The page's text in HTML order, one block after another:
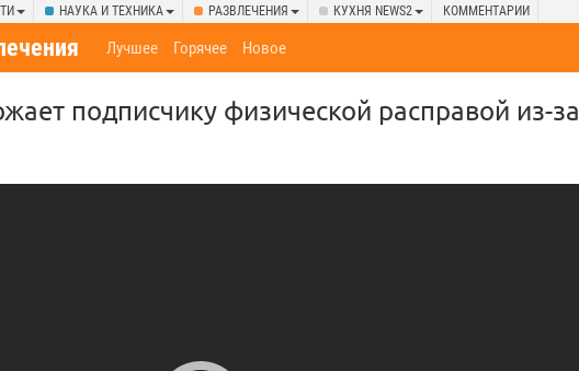
НАУКА И ТЕХНИКА РАЗВЛЕЧЕНИЯ КУХНЯ NEWS2 КОММЕНТАРИИ
Лучшее Горячее Новое
подписчику физической расправой из-за